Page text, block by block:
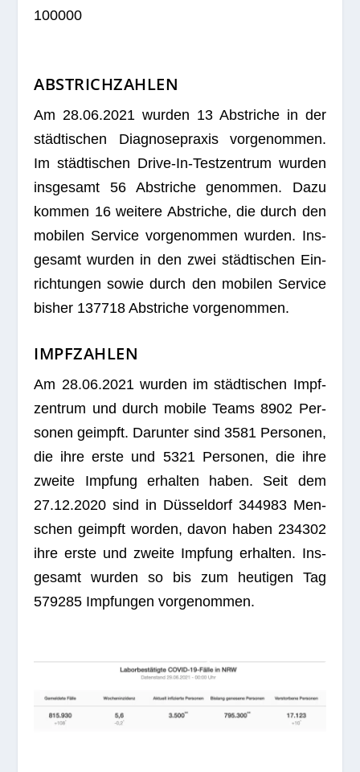
100000
ABSTRICHZAHLEN
Am 28.06.2021 wur­den 13 Abstri­che in der
städ­ti­schen Dia­gno­se­pra­xis vor­ge­nom­men.
Im städ­ti­schen Drive-In-Test­zen­trum wur­den
ins­ge­samt 56 Abstri­che genom­men. Dazu
kom­men 16 wei­tere Abstri­che, die durch den
mobi­len Ser­vice vor­ge­nom­men wur­den. Ins­
ge­samt wur­den in den zwei städ­ti­schen Ein­
rich­tun­gen sowie durch den mobi­len Ser­vice
bis­her 137718 Abstri­che vorgenommen.
IMPFZAHLEN
Am 28.06.2021 wur­den im städ­ti­schen Impf­
zen­trum und durch mobile Teams 8902 Per­
so­nen geimpft. Dar­un­ter sind 3581 Per­so­nen,
die ihre erste und 5321 Per­so­nen, die ihre
zweite Imp­fung erhal­ten haben. Seit dem
27.12.2020 sind in Düs­sel­dorf 344983 Men­
schen geimpft wor­den, davon haben 234302
ihre erste und zweite Imp­fung erhal­ten. Ins­
ge­samt wur­den so bis zum heu­ti­gen Tag
579285 Imp­fun­gen vorgenommen.